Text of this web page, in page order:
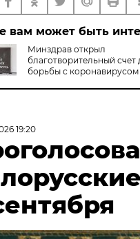
вам может быть
Минздрав открыл
благотворительный счет
борьбы с коронавирусом
19:20